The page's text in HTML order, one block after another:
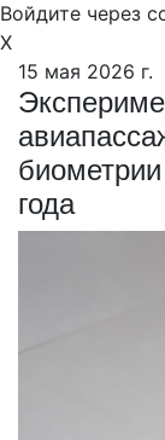
Войдите через
X
15 мая 2026 г.
года